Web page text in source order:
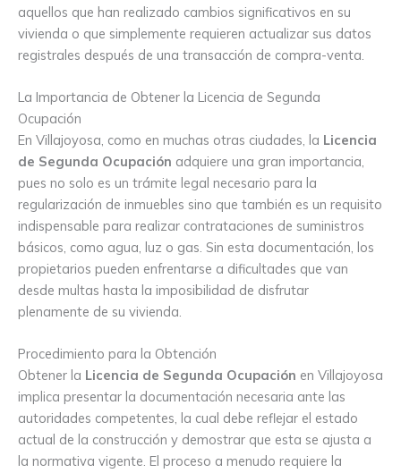
aquellos que han realizado cambios significativos en su
vivienda o que simplemente requieren actualizar sus datos
registrales después de una transacción de compra-venta.
La Importancia de Obtener la Licencia de Segunda
Ocupación
En Villajoyosa, como en muchas otras ciudades, la Licencia
de Segunda Ocupación adquiere una gran importancia,
pues no solo es un trámite legal necesario para la
regularización de inmuebles sino que también es un requisito
indispensable para realizar contrataciones de suministros
básicos, como agua, luz o gas. Sin esta documentación, los
propietarios pueden enfrentarse a dificultades que van
desde multas hasta la imposibilidad de disfrutar
plenamente de su vivienda.
Procedimiento para la Obtención
Obtener la Licencia de Segunda Ocupación en Villajoyosa
implica presentar la documentación necesaria ante las
autoridades competentes, la cual debe reflejar el estado
actual de la construcción y demostrar que esta se ajusta a
la normativa vigente. El proceso a menudo requiere la